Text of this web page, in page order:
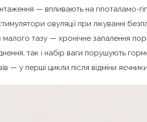
— впливають на гіпоталамо-
овуляції при лікуванні
малого тазу — хронічне запалення
так і набір ваги порушують
— у перші цикли після відміни